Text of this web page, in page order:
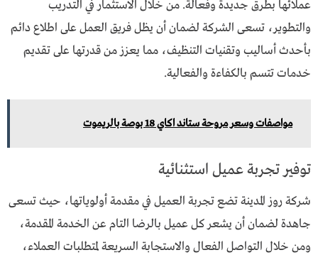
عملائها بطرق جديدة وفعالة. من خلال الاستثمار في التدريب
والتطوير، تسعى الشركة لضمان أن يظل فريق العمل على اطلاع دائم
بأحدث أساليب وتقنيات التنظيف، مما يعزز من قدرتها على تقديم
خدمات تتسم بالكفاءة والفعالية.
مواصفات وسعر مروحة ستاند اكاي 18 بوصة بالريموت
توفير تجربة عميل استثنائية
شركة روز المدينة تضع تجربة العميل في مقدمة أولوياتها، حيث تسعى
جاهدة لضمان أن يشعر كل عميل بالرضا التام عن الخدمة المقدمة،
ومن خلال التواصل الفعال والاستجابة السريعة لمتطلبات العملاء،